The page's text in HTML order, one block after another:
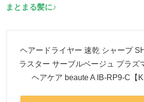
まとまる髪に♪
ヘアードライヤー 速乾 シャープ
ラスター サーブルベージュ プラズ
ヘアケア beaute A IB-RP9-C【